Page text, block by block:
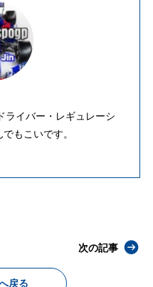
イバー・レギュレーシ
もこいです。
戻る
次の記事